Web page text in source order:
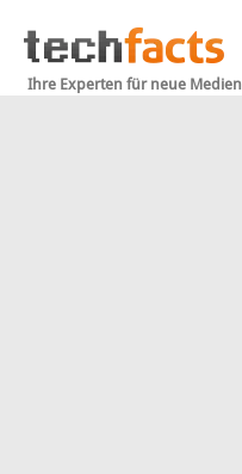
Ihre Experten für neue Medien